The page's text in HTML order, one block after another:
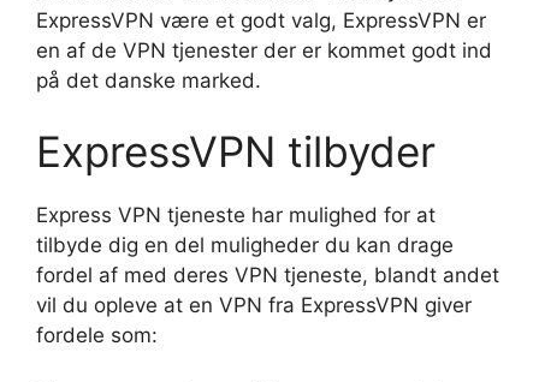
ExpressVPN være et godt valg, ExpressVPN er
en af de VPN tjenester der er kommet godt ind
på det danske marked.
ExpressVPN tilbyder
Express VPN tjeneste har mulighed for at
tilbyde dig en del muligheder du kan drage
fordel af med deres VPN tjeneste, blandt andet
vil du opleve at en VPN fra ExpressVPN giver
fordele som: